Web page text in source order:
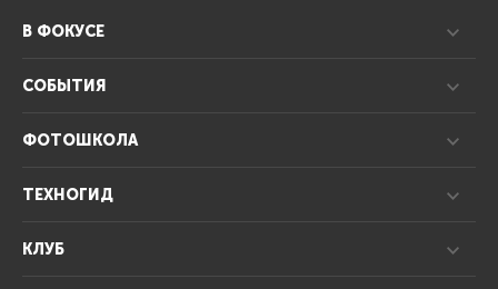
В ФОКУСЕ
СОБЫТИЯ
ФОТОШКОЛА
ТЕХНОГИД
КЛУБ